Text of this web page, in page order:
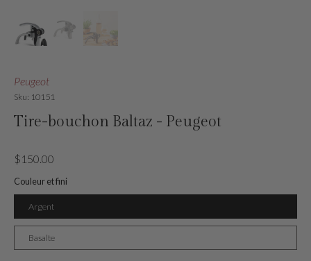
Peugeot
Sku: 10151
Tire-bouchon Baltaz - Peugeot
$150.00
Couleur et fini
Argent
Basalte